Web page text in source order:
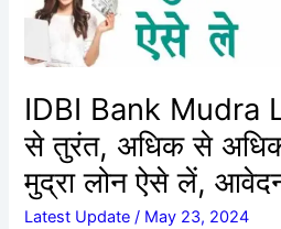
IDBI Bank Mudra
से तुरंत, अधिक से
मुद्रा लोन ऐसे लें,
Latest Update / May 23, 2024
अधिक
10
लाख
का,
मुद्रा
लोन